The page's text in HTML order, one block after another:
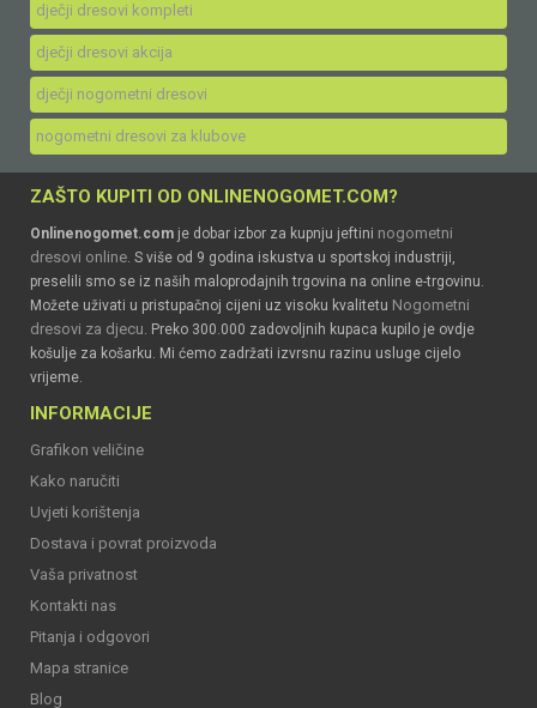
dječji dresovi kompleti
dječji dresovi akcija
dječji nogometni dresovi
nogometni dresovi za klubove
ZAŠTO KUPITI OD ONLINENOGOMET.COM?
Onlinenogomet.com je dobar izbor za kupnju jeftini nogometni
dresovi online. S više od 9 godina iskustva u sportskoj industriji,
preselili smo se iz naših maloprodajnih trgovina na online e-trgovinu.
Možete uživati u pristupačnoj cijeni uz visoku kvalitetu Nogometni
dresovi za djecu. Preko 300.000 zadovoljnih kupaca kupilo je ovdje
košulje za košarku. Mi ćemo zadržati izvrsnu razinu usluge cijelo
vrijeme.
INFORMACIJE
Grafikon veličine
Kako naručiti
Uvjeti korištenja
Dostava i povrat proizvoda
Vaša privatnost
Kontakti nas
Pitanja i odgovori
Mapa stranice
Blog